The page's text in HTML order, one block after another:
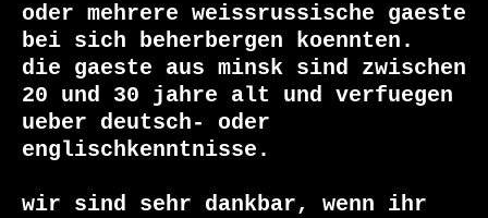
oder mehrere weissrussische gaeste
bei sich beherbergen koennten.
die gaeste aus minsk sind zwischen
20 und 30 jahre alt und verfuegen
ueber deutsch- oder
englischkenntnisse.
wir sind sehr dankbar, wenn ihr